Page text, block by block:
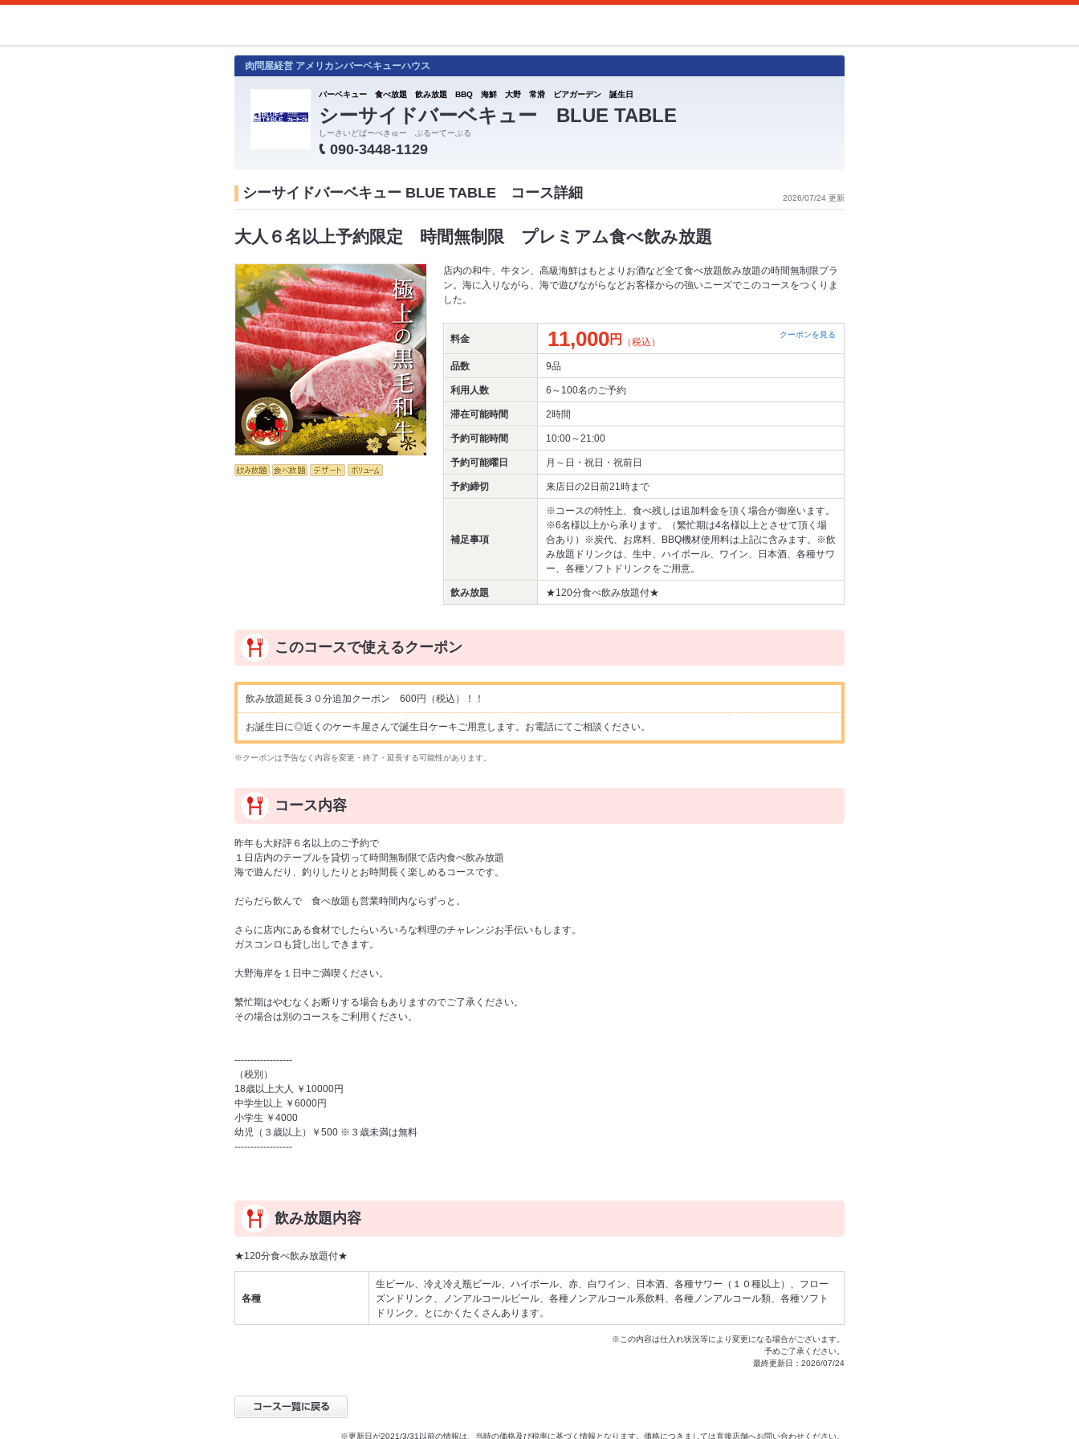
肉問屋経営 アメリカンバーベキューハウス
バーベキュー 食べ放題 飲み放題 BBQ 海鮮 大野 常滑 ビアガーデン 誕生日
シーサイドバーベキュー BLUE TABLE
しーさいどばーべきゅー ぶるーてーぶる
090-3448-1129
2026/07/24 更新
シーサイドバーベキュー BLUE TABLE コース詳細
大人６名以上予約限定 時間無制限 プレミアム食べ飲み放題
店内の和牛、牛タン、高級海鮮はもとよりお酒など全て食べ放題飲み放題の時間無制限プラ
ン。海に入りながら、海で遊びながらなどお客様からの強いニーズでこのコースをつくりま
した。
料金 11,000円 （税込）
クーポンを見る
品数 9品
利用人数 6～100名のご予約
滞在可能時間 2時間
予約可能時間 10:00～21:00
予約可能曜日 月～日・祝日・祝前日
予約締切 来店日の2日前21時まで
補足事項
※コースの特性上、食べ残しは追加料金を頂く場合が御座います。
※6名様以上から承ります。（繁忙期は4名様以上とさせて頂く場
合あり）※炭代、お席料、BBQ機材使用料は上記に含みます。※飲
み放題ドリンクは、生中、ハイボール、ワイン、日本酒、各種サワ
ー、各種ソフトドリンクをご用意。
飲み放題 ★120分食べ飲み放題付★
このコースで使えるクーポン
飲み放題延長３０分追加クーポン 600円（税込）！！
お誕生日に◎近くのケーキ屋さんで誕生日ケーキご用意します。お電話にてご相談ください。
※クーポンは予告なく内容を変更・終了・延長する可能性があります。
コース内容
昨年も大好評６名以上のご予約で
１日店内のテーブルを貸切って時間無制限で店内食べ飲み放題
海で遊んだり、釣りしたりとお時間長く楽しめるコースです。
だらだら飲んで 食べ放題も営業時間内ならずっと。
さらに店内にある食材でしたらいろいろな料理のチャレンジお手伝いもします。
ガスコンロも貸し出しできます。
大野海岸を１日中ご満喫ください。
繁忙期はやむなくお断りする場合もありますのでご了承ください。
その場合は別のコースをご利用ください。
------------------
（税別）
18歳以上大人 ￥10000円
中学生以上 ￥6000円
小学生 ￥4000
幼児（３歳以上）￥500 ※３歳未満は無料
------------------
飲み放題内容
★120分食べ飲み放題付★
各種
生ビール、冷え冷え瓶ビール、ハイボール、赤、白ワイン、日本酒、各種サワー（１０種以上）、フロー
ズンドリンク、ノンアルコールビール、各種ノンアルコール系飲料、各種ノンアルコール類、各種ソフト
ドリンク。とにかくたくさんあります。
※この内容は仕入れ状況等により変更になる場合がございます。
予めご了承ください。
最終更新日：2026/07/24
※更新日が2021/3/31以前の情報は、当時の価格及び税率に基づく情報となります。価格につきましては直接店舗へお問い合わせください。